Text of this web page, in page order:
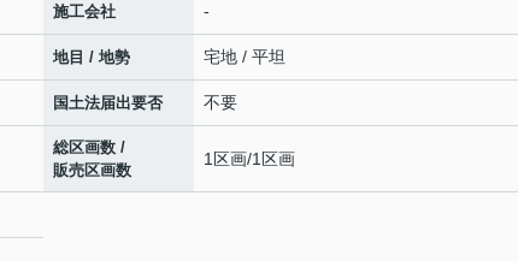
施工会社 -
地目 / 地勢 宅地 / 平坦
国土法届出要否 不要
総区画数 /
販売区画数
1区画/1区画